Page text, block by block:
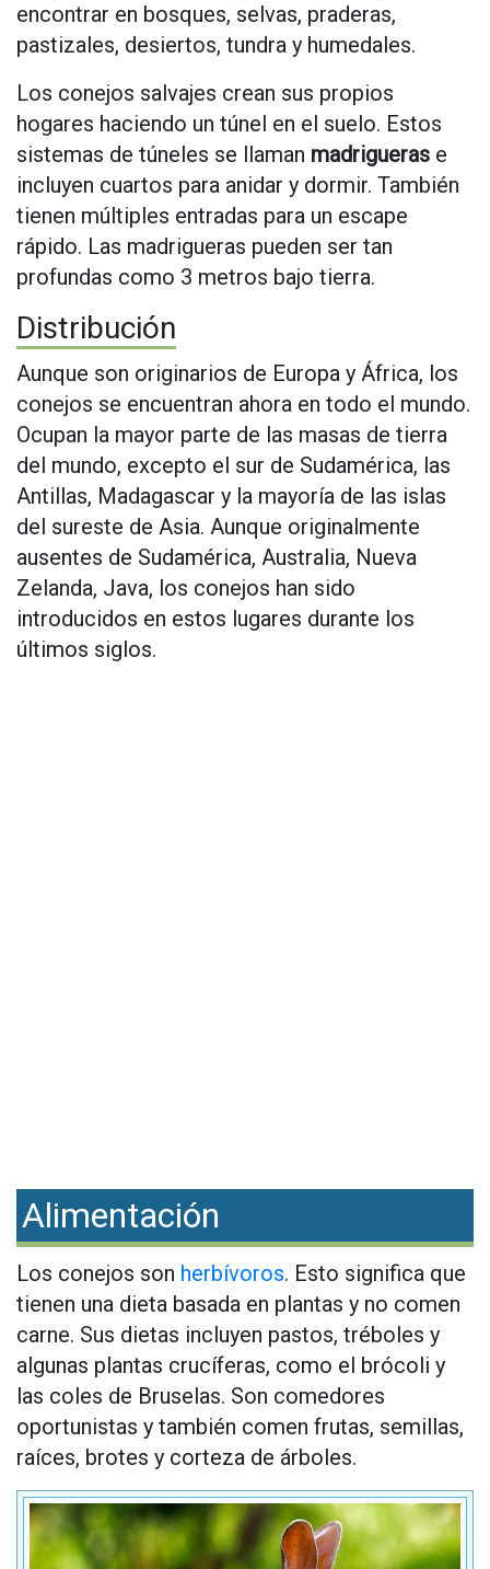
encontrar en bosques, selvas, praderas,
pastizales, desiertos, tundra y humedales.
Los conejos salvajes crean sus propios
hogares haciendo un túnel en el suelo. Estos
sistemas de túneles se llaman madrigueras e
incluyen cuartos para anidar y dormir. También
tienen múltiples entradas para un escape
rápido. Las madrigueras pueden ser tan
profundas como 3 metros bajo tierra.
Distribución
Aunque son originarios de Europa y África, los
conejos se encuentran ahora en todo el mundo.
Ocupan la mayor parte de las masas de tierra
del mundo, excepto el sur de Sudamérica, las
Antillas, Madagascar y la mayoría de las islas
del sureste de Asia. Aunque originalmente
ausentes de Sudamérica, Australia, Nueva
Zelanda, Java, los conejos han sido
introducidos en estos lugares durante los
últimos siglos.
Alimentación
Los conejos son herbívoros. Esto significa que
tienen una dieta basada en plantas y no comen
carne. Sus dietas incluyen pastos, tréboles y
algunas plantas crucíferas, como el brócoli y
las coles de Bruselas. Son comedores
oportunistas y también comen frutas, semillas,
raíces, brotes y corteza de árboles.